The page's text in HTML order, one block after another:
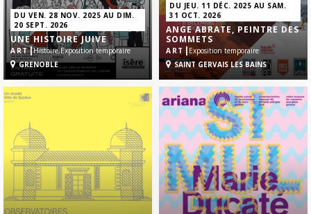
DU VEN. 28 NOV. 2025 AU DIM.
20 SEPT. 2026
UNE HISTOIRE JUIVE
ART|Histoire,Exposition temporaire
GRENOBLE
DU JEU. 11 DÉC. 2025 AU SAM.
31 OCT. 2026
ANGE ABRATE, PEINTRE DES
SOMMETS
ART | Exposition temporaire
SAINT GERVAIS LES BAINS